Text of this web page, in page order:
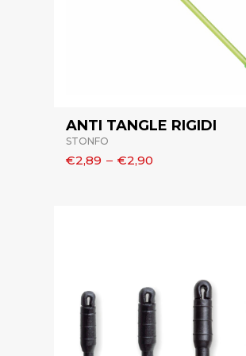
ANTI TANGLE RIGIDI
STONFO
€2,89 – €2,90